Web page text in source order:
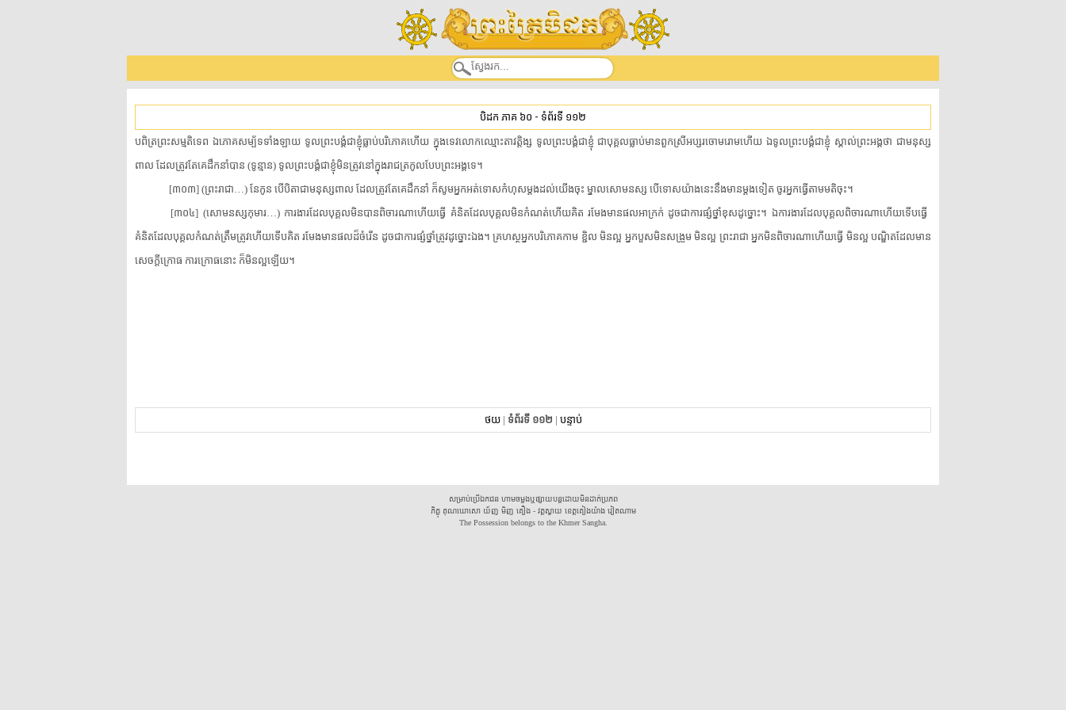
បិដក ភាគ ៦០ - ទំព័រទី ១១២
​បពិត្រ​ព្រះ​សម្មតិទេព​ ​ឯ​ភោគសម្ប័ទ​ទាំងឡាយ​ ​ទូលព្រះបង្គំជាខ្ញុំ​ធ្លាប់​បរិភោគ​ហើយ​ ​ក្នុង​ទេវលោក​ឈ្មោះ​តាវត្តិង្ស​ ​ទូលព្រះបង្គំជាខ្ញុំ​ ​ជា​បុគ្គល​ធ្លាប់​មាន​ពួក​ស្រី​អប្សរ​ចោមរោម​ហើយ​ ​ឯ​ទូលព្រះបង្គំជាខ្ញុំ​ ​ស្គាល់​ព្រះអង្គ​ថា​ ​ជា​មនុស្ស​
ពាល​ ​ដែល​ត្រូវតែ​គេ​ដឹកនាំ​បាន​ ​(​ទូន្មាន​)​ ​ទូលព្រះបង្គំជាខ្ញុំ​មិន​ត្រូវ​នៅក្នុង​រាជត្រកូល​បែប​ព្រះអង្គ​ទេ​។​
[​៣០៣​]​ ​(​ព្រះរាជា​…​)​ ​នែកូន​ ​បើ​បិតា​ជា​មនុស្ស​ពាល​ ​ដែល​ត្រូវតែ​គេ​ដឹកនាំ​ ​ក៏​សូមអ្នក​អត់ទោស​កំហុស​ម្តង​ដល់​យើង​ចុះ​ ​ម្នាល​សោមនស្ស​ ​បើ​ទោស​យ៉ាងនេះ​នឹង​មាន​ម្តង​ទៀត​ ​ចូរ​អ្នកធ្វើ​តាម​មតិ​ចុះ​។​
[​៣០៤​]​ ​(​សោមនស្ស​កុមារ​…​)​ ​ការងារ​ដែល​បុគ្គល​មិនបាន​ពិចារណា​ហើយ​ធ្វើ​ ​គំនិត​ដែល​បុគ្គល​មិនកំណត់​ហើយ​គិត​ ​រមែង​មានផល​អាក្រក់​ ​ដូចជា​ការផ្សំ​ថ្នាំ​ខុស​ដូច្នោះ​។​ ​ឯកា​រងា​រដែ​លបុ​គ្គ​លពិ​ចារ​ណា​ហើយ​ទើប​ធ្វើ​ ​
គំនិត​ដែល​បុគ្គល​កំណត់​ត្រឹមត្រូវ​ហើយ​ទើប​គិត​ ​រមែង​មានផល​ដ៏​ចំរើន​ ​ដូចជា​ការផ្សំ​ថ្នាំ​ត្រូវ​ដូច្នោះឯង​។​ ​គ្រហស្ថ​អ្នក​បរិភោគ​កាម​ ​ខ្ជិល​ ​មិនល្អ​ ​អ្នកបួស​មិន​សង្រួម​ ​មិនល្អ​ ​ព្រះរាជា​ ​អ្នក​មិន​ពិចារណា​ហើយ​ធ្វើ​ ​មិនល្អ​ ​បណ្ឌិត​ដែល​មាន​
សេចក្តី​ក្រោធ​ ​ការ​ក្រោធ​នោះ​ ​ក៏​មិនល្អ​ឡើយ​។​
ថយ| ទំព័រទី ១១២ | បន្ទាប់
សម្រាប់ប្រើឯកជន ហាមចម្លងឬផ្សាយបន្តដោយមិនដាក់ប្រភព
ភិក្ខុ គុណឃោសោ យ័ញ មិញ គឿង - វត្តស្វាយ ខេត្តគៀងយ៉ាង វៀតណាម
The Possession belongs to the Khmer Sangha.